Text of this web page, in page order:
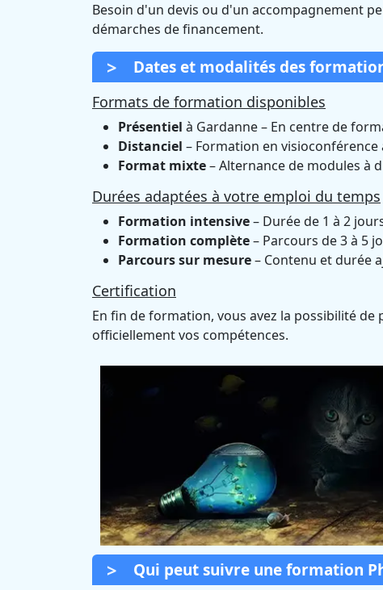
Besoin d'un devis ou d'un accompagnement
démarches de financement.
Dates et modalités des
Formats de formation disponibles
Présentiel à Gardanne – En centre de
Distanciel – Formation en
Format mixte– Alternance de modules à
Durées adaptées à votre emploi du temps
Formation intensive– Durée de 1 à 2
Formation complète– Parcours de 3 à 5
Parcours sur mesure– Contenu et durée
Certification
En fin de formation, vous avez la possibilité de
officiellement vos compétences.
Qui peut suivre une formation